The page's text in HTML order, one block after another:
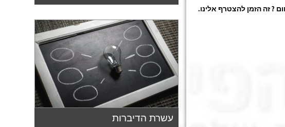
עשרת הדיברות
? זה הזמן להצטרף אלינו.